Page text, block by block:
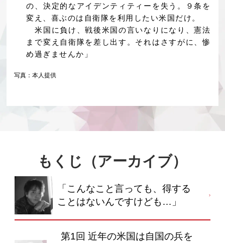
の、決定的なアイデンティティーを失う。９条を
変え、喜ぶのは自衛隊を利用したい米国だけ。
米国に負け、戦後米国の言いなりになり、憲法
まで変え自衛隊を差し出す。それはさすがに、惨
め過ぎませんか」
写真：本人提供
もくじ（アーカイブ）
「こんなこと言っても、得する
ことはないんですけども…」
第1回 近年の米国は自国の兵を